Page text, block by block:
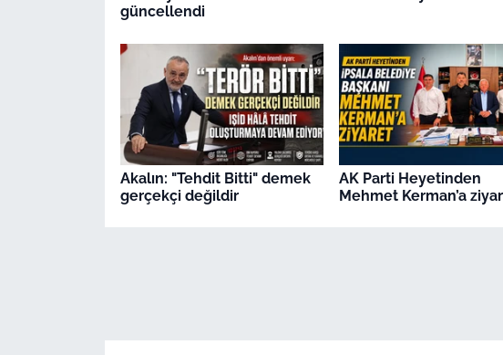
güncellendi
Akalın: "Tehdit Bitti" demek
gerçekçi değildir
AK Parti Heyetinden
Mehmet Kerman’a